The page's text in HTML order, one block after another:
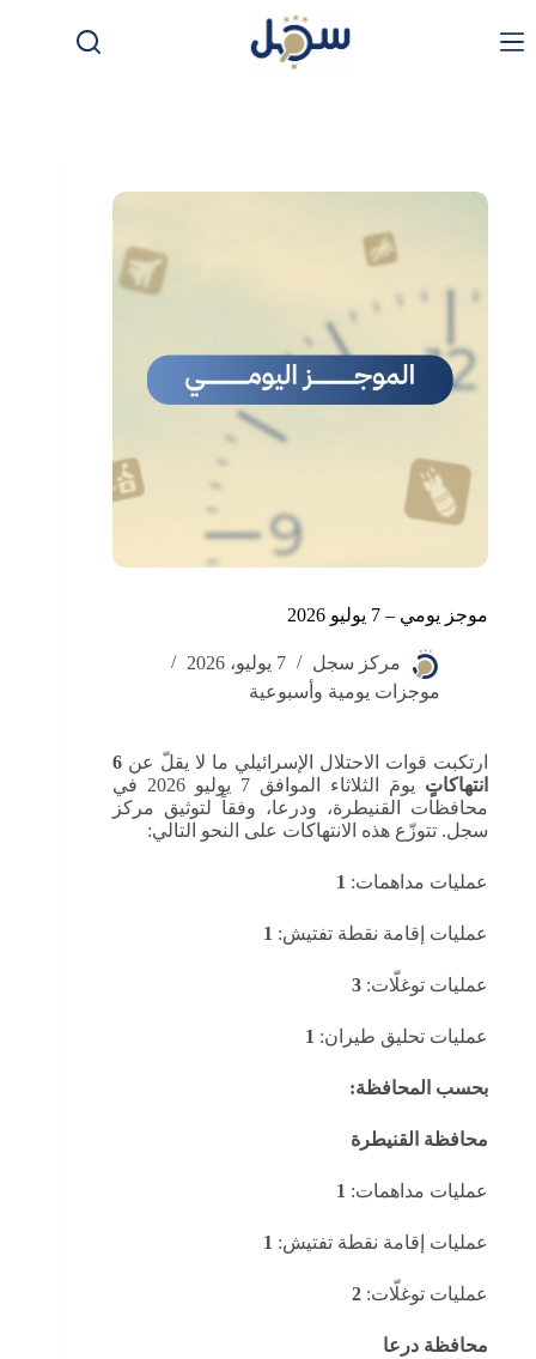
إلى
المحتوى
موجز يومي – 7 يوليو 2026
مركز سجل
7 يوليو، 2026
موجزات يومية وأسبوعية
ارتكبت قوات الاحتلال الإسرائيلي ما لا يقلّ عن6
انتهاكاتٍ
يومَ الثلاثاء الموافق 7 يوليو 2026 في
محافظات القنيطرة، ودرعا، وفقاً لتوثيق مركز
سجل. تتوزّع هذه الانتهاكات على النحو التالي:
عمليات مداهمات: 1
عمليات إقامة نقطة تفتيش: 1
عمليات توغلّات: 3
عمليات تحليق طيران: 1
بحسب المحافظة:
محافظة القنيطرة
عمليات مداهمات: 1
عمليات إقامة نقطة تفتيش: 1
عمليات توغلّات: 2
محافظة درعا